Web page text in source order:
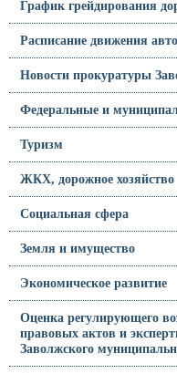
График грейдирования
Расписание движения
Новости прокуратуры
Федеральные и
Туризм
ЖКХ, дорожное хозяйство
Социальная сфера
Земля и имущество
Экономическое развитие
Оценка регулирующего
правовых актов и
Заволжского